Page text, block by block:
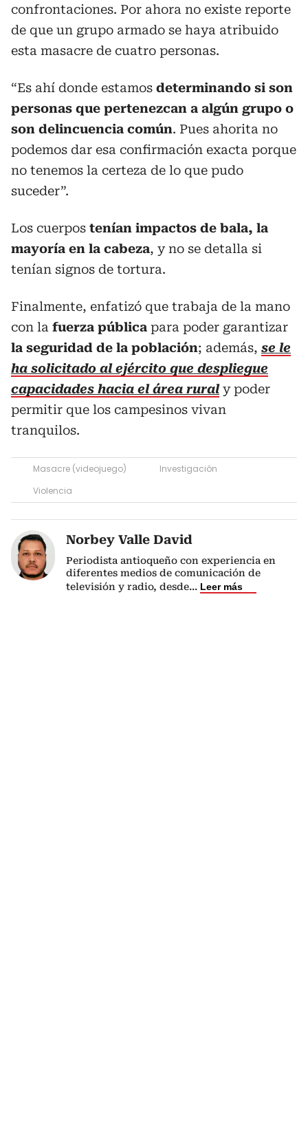
confrontaciones. Por ahora no existe reporte
de que un grupo armado se haya atribuido
esta masacre de cuatro personas.
“Es ahí donde estamos determinando si son
personas que pertenezcan a algún grupo o
son delincuencia común. Pues ahorita no
podemos dar esa confirmación exacta porque
no tenemos la certeza de lo que pudo
suceder”.
Los cuerpos tenían impactos de bala, la
mayoría en la cabeza, y no se detalla si
tenían signos de tortura.
Finalmente, enfatizó que trabaja de la mano
con la fuerza pública para poder garantizar
la seguridad de la población; además, se le
ha solicitado al ejército que despliegue
capacidades hacia el área ruraly poder
permitir que los campesinos vivan
tranquilos.
Masacre (videojuego)
Investigación
Violencia
Norbey Valle David
Periodista antioqueño con experiencia en
diferentes medios de comunicación de
televisión y radio, desde... Leer más